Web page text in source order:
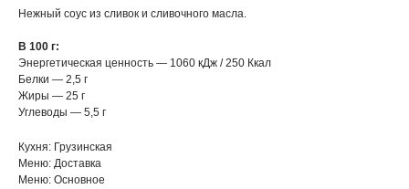
Нежный соус из сливок и сливочного масла.
В 100 г:
Энергетическая ценность — 1060 кДж / 250 Ккал
Белки — 2,5 г
Жиры — 25 г
Углеводы — 5,5 г
Кухня: Грузинская
Меню: Доставка
Меню: Основное